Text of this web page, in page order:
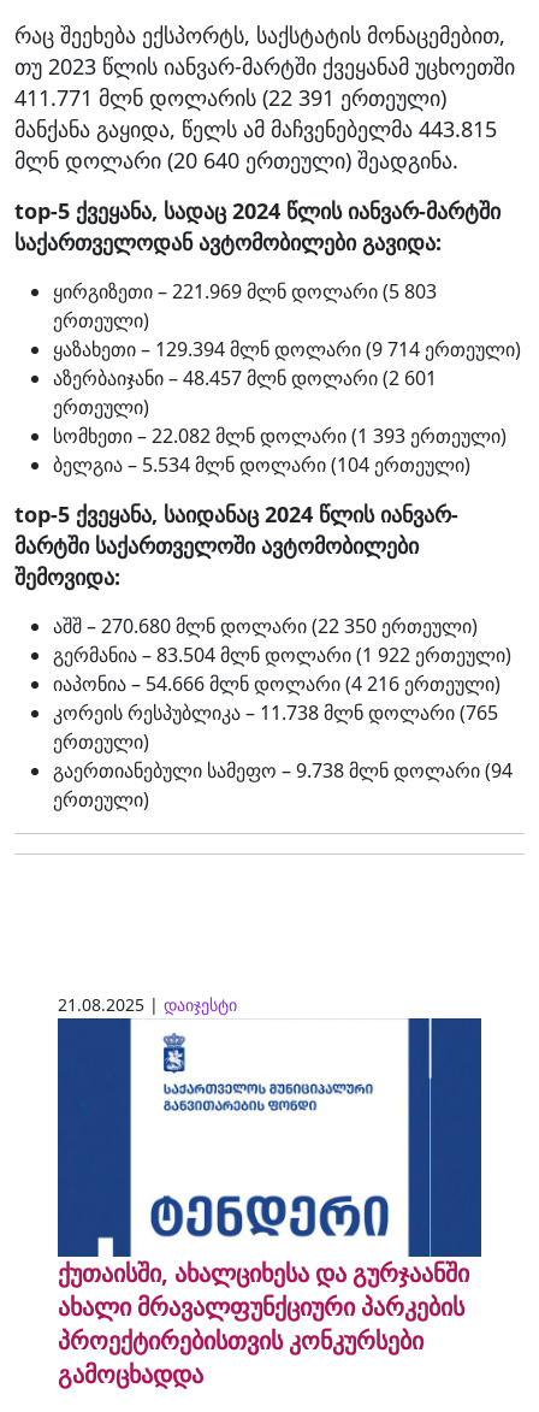
რაც შეეხება ექსპორტს, საქსტატის მონაცემებით,
თუ 2023 წლის იანვარ-მარტში ქვეყანამ უცხოეთში
411.771 მლნ დოლარის (22 391 ერთეული)
მანქანა გაყიდა, წელს ამ მაჩვენებელმა 443.815
მლნ დოლარი (20 640 ერთეული) შეადგინა.
top-5 ქვეყანა, სადაც 2024 წლის იანვარ-მარტში
საქართველოდან ავტომობილები გავიდა:
ყირგიზეთი – 221.969 მლნ დოლარი (5 803
ერთეული)
ყაზახეთი – 129.394 მლნ დოლარი (9 714 ერთეული)
აზერბაიჯანი – 48.457 მლნ დოლარი (2 601
ერთეული)
სომხეთი – 22.082 მლნ დოლარი (1 393 ერთეული)
ბელგია – 5.534 მლნ დოლარი (104 ერთეული)
top-5 ქვეყანა, საიდანაც 2024 წლის იანვარ-
მარტში საქართველოში ავტომობილები
შემოვიდა:
აშშ – 270.680 მლნ დოლარი (22 350 ერთეული)
გერმანია – 83.504 მლნ დოლარი (1 922 ერთეული)
იაპონია – 54.666 მლნ დოლარი (4 216 ერთეული)
კორეის რესპუბლიკა – 11.738 მლნ დოლარი (765
ერთეული)
გაერთიანებული სამეფო – 9.738 მლნ დოლარი (94
ერთეული)
21.08.2025 | დაიჯესტი
ქუთაისში, ახალციხესა და გურჯაანში
ახალი მრავალფუნქციური პარკების
პროექტირებისთვის კონკურსები
გამოცხადდა